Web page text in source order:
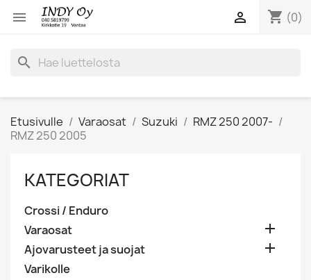
 shopping_cart (0)

search
Etusivulle Varaosat Suzuki
RMZ 250 2007-
RMZ 250 2005
KATEGORIAT
Crossi / Enduro
Varaosat

Ajovarusteet ja suojat 
Varikolle